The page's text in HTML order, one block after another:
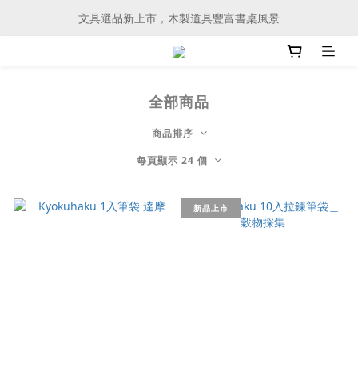
文具選品新上市，木製道具豐富書桌風景
文具選品新上市，木製道具豐富書桌風景
會員購物滿 3000元、即可享有免運服務
全部商品
商品排序
每頁顯示 24 個
新品上市